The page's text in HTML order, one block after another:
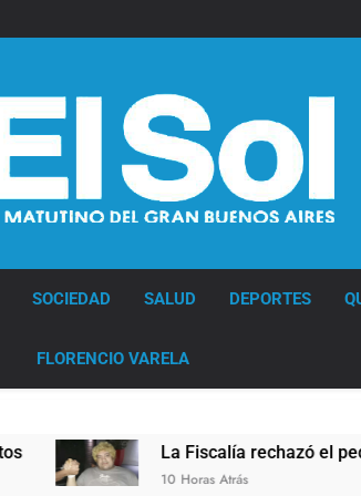
SOCIEDAD SALUD DEPORTES
FLORENCIO VARELA
La Fiscalía rechazó el pedido
10 Horas Atrás